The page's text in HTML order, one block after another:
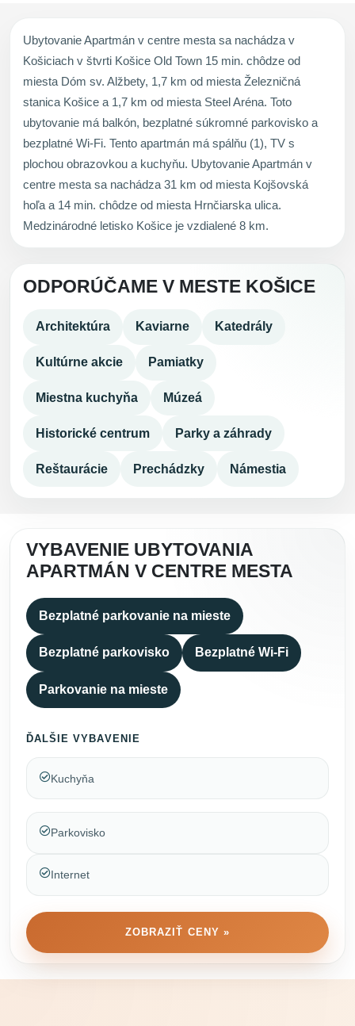
Ubytovanie Apartmán v centre mesta sa nachádza v
Košiciach v štvrti Košice Old Town 15 min. chôdze od
miesta Dóm sv. Alžbety, 1,7 km od miesta Železničná
stanica Košice a 1,7 km od miesta Steel Aréna. Toto
ubytovanie má balkón, bezplatné súkromné parkovisko a
bezplatné Wi-Fi. Tento apartmán má spálňu (1), TV s
plochou obrazovkou a kuchyňu. Ubytovanie Apartmán v
centre mesta sa nachádza 31 km od miesta Kojšovská
hoľa a 14 min. chôdze od miesta Hrnčiarska ulica.
Medzinárodné letisko Košice je vzdialené 8 km.
ODPORÚČAME V MESTE KOŠICE
Architektúra Kaviarne Katedrály
Kultúrne akcie Pamiatky
Miestna kuchyňa Múzeá
Historické centrum Parky a záhrady
Reštaurácie Prechádzky Námestia
VYBAVENIE UBYTOVANIA
APARTMÁN V CENTRE MESTA
Bezplatné parkovanie na mieste
Bezplatné parkovisko Bezplatné Wi-Fi
Parkovanie na mieste
ĎALŠIE VYBAVENIE
Kuchyňa
Parkovisko
Internet
ZOBRAZIŤ CENY »